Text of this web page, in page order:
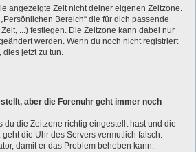
angezeigte Zeit nicht deiner eigenen Zeitzone.
Bereich“ die für dich passende
...) festlegen. Die Zeitzone kann dabei nur
werden. Wenn du noch nicht registriert
dies jetzt zu tun.
aber die Forenuhr geht immer noch
du die Zeitzone richtig eingestellt hast und die
die Uhr des Servers vermutlich falsch.
damit er das Problem beheben kann.